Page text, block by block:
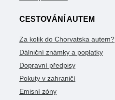
CESTOVÁNÍ AUTEM
Za kolik do Chorvatska autem?
Dálniční známky a poplatky
Dopravní předpisy
Pokuty v zahraničí
Emisní zóny